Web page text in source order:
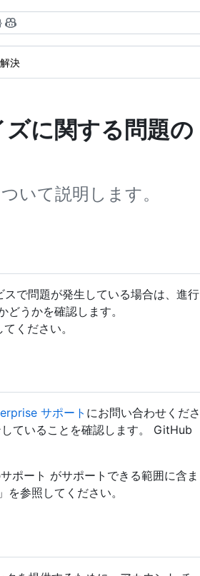
決
に関する問題の
いて説明します。
で問題が発生している場合は、進行
うかを確認します。
ください。
サポート にお問い合わせくださ
ていることを確認します。 GitHub
ポート がサポートできる範囲に含ま
」を参照してください。